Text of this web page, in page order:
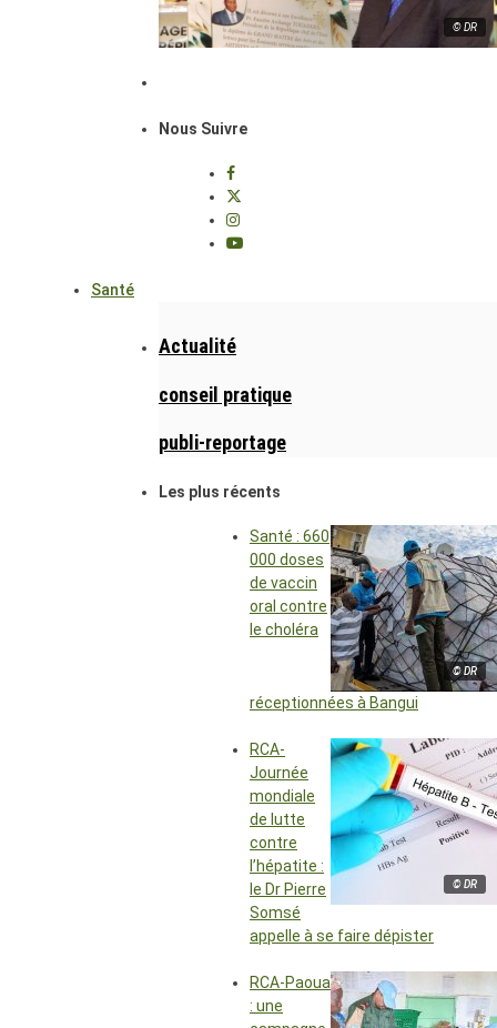
© DR
Nous Suivre
Santé
Actualité
conseil pratique
publi-reportage
Les plus récents
© DR
Santé : 660
000 doses
de vaccin
oral contre
le choléra
réceptionnées à Bangui
© DR
RCA-
Journée
mondiale
de lutte
contre
l’hépatite :
le Dr Pierre
Somsé
appelle à se faire dépister
RCA-Paoua
: une